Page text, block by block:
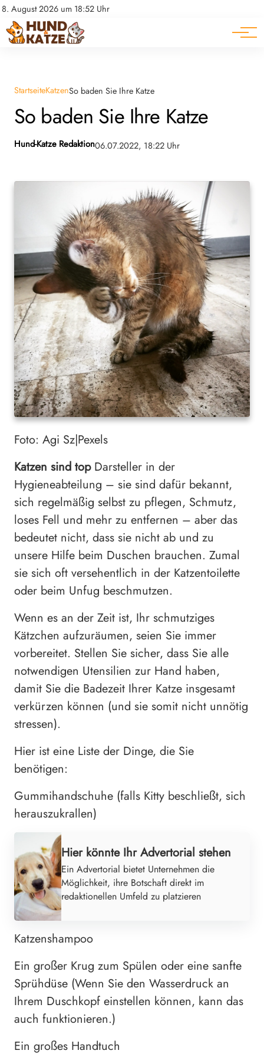
8. August 2026 um 18:52 Uhr
Datenschutz
Impressum
Pferde
Ratgeber
StartseiteKatzenSo baden Sie Ihre Katze
So baden Sie Ihre Katze
Hund-Katze Redaktion06.07.2022, 18:22 Uhr
Foto: Agi Sz|Pexels
Katzen sind topDarsteller in der
Hygieneabteilung – sie sind dafür bekannt,
sich regelmäßig selbst zu pflegen, Schmutz,
loses Fell und mehr zu entfernen – aber das
bedeutet nicht, dass sie nicht ab und zu
unsere Hilfe beim Duschen brauchen. Zumal
sie sich oft versehentlich in der Katzentoilette
oder beim Unfug beschmutzen.
Wenn es an der Zeit ist, Ihr schmutziges
Kätzchen aufzuräumen, seien Sie immer
vorbereitet. Stellen Sie sicher, dass Sie alle
notwendigen Utensilien zur Hand haben,
damit Sie die Badezeit Ihrer Katze insgesamt
verkürzen können (und sie somit nicht unnötig
stressen).
Hier ist eine Liste der Dinge, die Sie
benötigen:
Gummihandschuhe (falls Kitty beschließt, sich
herauszukrallen)
Hier könnte Ihr Advertorial stehen
Ein Advertorial bietet Unternehmen die
Möglichkeit, ihre Botschaft direkt im
redaktionellen Umfeld zu platzieren
Katzenshampoo
Ein großer Krug zum Spülen oder eine sanfte
Sprühdüse (Wenn Sie den Wasserdruck an
Ihrem Duschkopf einstellen können, kann das
auch funktionieren.)
Ein großes Handtuch